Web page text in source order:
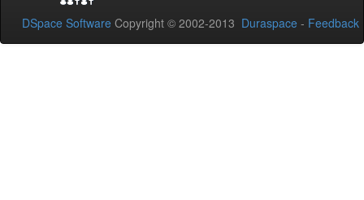
DSpace Software Copyright © 2002-2013 Duraspace - Feedback